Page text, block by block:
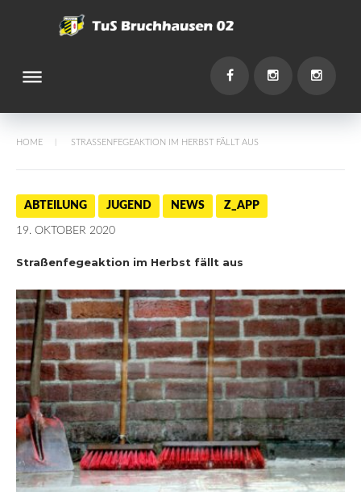
dehaze
HOME / STRASSENFEGEAKTION IM HERBST FÄLLT AUS
ABTEILUNG JUGEND NEWS Z_APP
19. OKTOBER 2020
Straßenfegeaktion im Herbst fällt aus